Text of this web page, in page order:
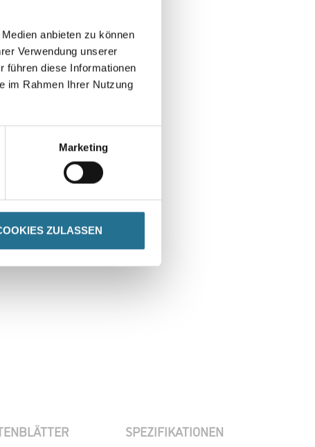
anbieten zu können
Verwendung unserer
führen diese Informationen
im Rahmen Ihrer Nutzung
Marketing
ZULASSEN
SPEZIFIKATIONEN